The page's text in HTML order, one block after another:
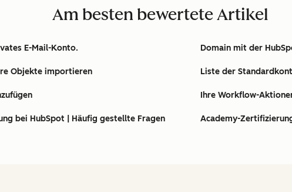
Am besten bewertete Artikel
E-Mail-Konto.
Objekte importieren
bei HubSpot | Häufig gestellte Fragen
Domain mit der
Liste der
Ihre Workflow-
Academy-